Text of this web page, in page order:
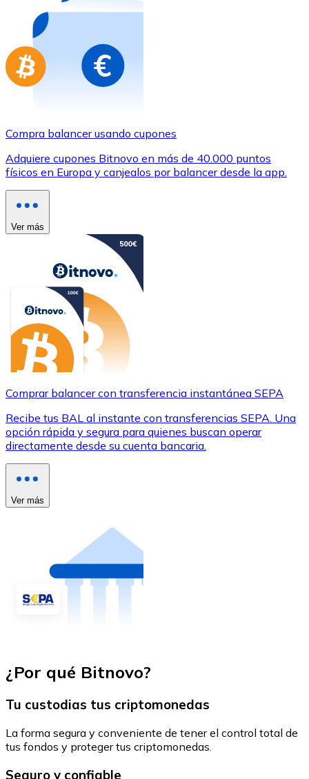
Compra tarjetas regalo de tus marcas favoritas con
Ir a la tienda de tarjetas regalo
Compra balancer usando cupones
Adquiere cupones Bitnovo en más de 40.000 puntos
físicos en Europa y canjealos por balancer desde la app.
Ver más
Comprar balancer con transferencia instantánea SEPA
Recibe tus BAL al instante con transferencias SEPA. Una
opción rápida y segura para quienes buscan operar
directamente desde su cuenta bancaria.
Ver más
¿Por qué Bitnovo?
Tu custodias tus criptomonedas
La forma segura y conveniente de tener el control total de
tus fondos y proteger tus criptomonedas.
Seguro y confiable